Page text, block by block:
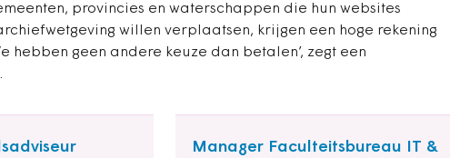
provincies en waterschappen die hun websites
willen verplaatsen, krijgen een hoge rekening
hebben geen andere keuze dan betalen’, zegt een
Manager Faculteitsbureau IT &